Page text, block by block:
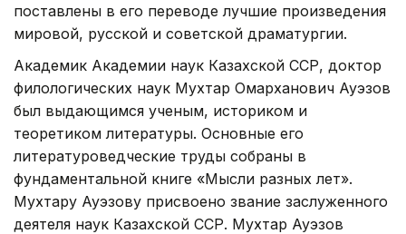
поставлены в его переводе лучшие произведения
мировой, русской и советской драматургии.
Академик Академии наук Казахской ССР, доктор
филологических наук Мухтар Омарханович Ауэзов
был выдающимся ученым, историком и
теоретиком литературы. Основные его
литературоведческие труды собраны в
фундаментальной книге «Мысли разных лет».
Мухтару Ауэзову присвоено звание заслуженного
деятеля наук Казахской ССР. Мухтар Ауэзов